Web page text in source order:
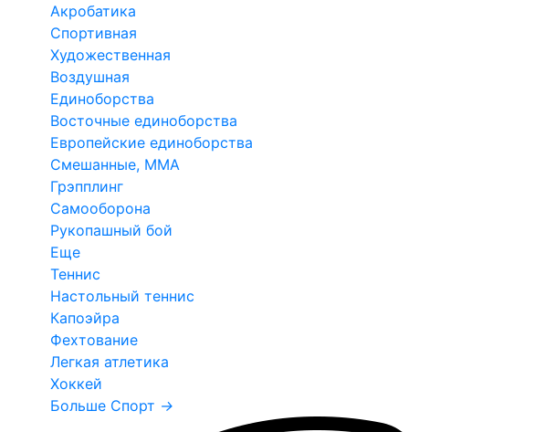
Акробатика
Спортивная
Художественная
Воздушная
Единоборства
Восточные единоборства
Европейские единоборства
Смешанные, ММА
Грэпплинг
Самооборона
Рукопашный бой
Еще
Теннис
Настольный теннис
Капоэйра
Фехтование
Легкая атлетика
Хоккей
Больше Спорт →